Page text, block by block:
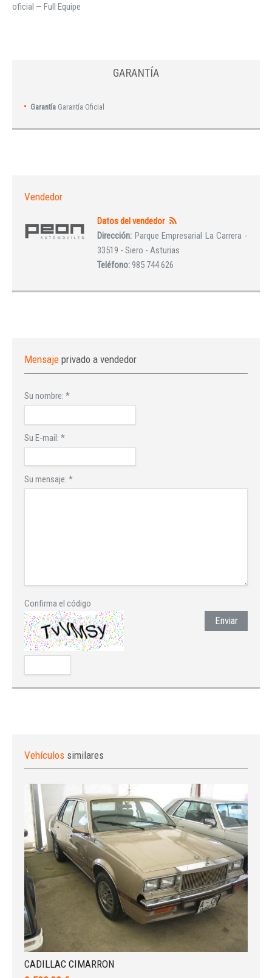
oficial — Full Equipe
GARANTÍA
Garantía Garantía Oficial
Vendedor
Datos del vendedor
Dirección: Parque Empresarial La Carrera -
33519 - Siero - Asturias
Teléfono:985 744 626
Mensaje privado a vendedor
Su nombre: *
Su E-mail: *
Su mensaje: *
Confirma el código
Enviar
Vehículos similares
CADILLAC CIMARRON